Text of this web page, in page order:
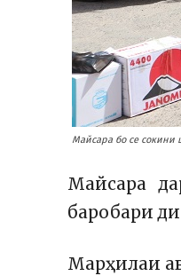
Майсара бо се сокини
Майсара
баробари
Марҳилаи